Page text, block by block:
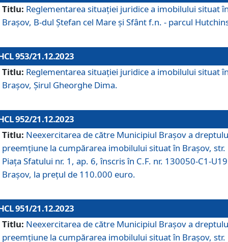
Titlu: Reglementarea situației juridice a imobilului situat
Brașov, B-dul Ștefan cel Mare și Sfânt f.n. - parcul
953/21.12.2023
Titlu: Reglementarea situației juridice a imobilului situat
Brașov, Șirul Gheorghe Dima.
952/21.12.2023
Titlu: Neexercitarea de către Municipiul Brașov a
preemțiune la cumpărarea imobilului situat în Brașov, str.
Piața Sfatului nr. 1, ap. 6, înscris în C.F. nr. 130050-C1-U19
Brașov, la prețul de 110.000 euro.
951/21.12.2023
Titlu: Neexercitarea de către Municipiul Brașov a
preemțiune la cumpărarea imobilului situat în Brașov, str.